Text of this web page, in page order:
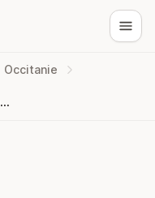
Occitanie
Scp d aministrateurs judiciaires caviglioli baron